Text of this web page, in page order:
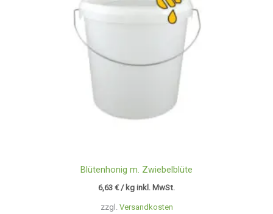
zzgl. Versandkosten
Blütenhonig m. Zwiebelblüte
6,63 € / kg inkl. MwSt.